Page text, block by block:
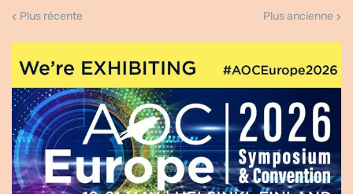
Plus récente Plus ancienne